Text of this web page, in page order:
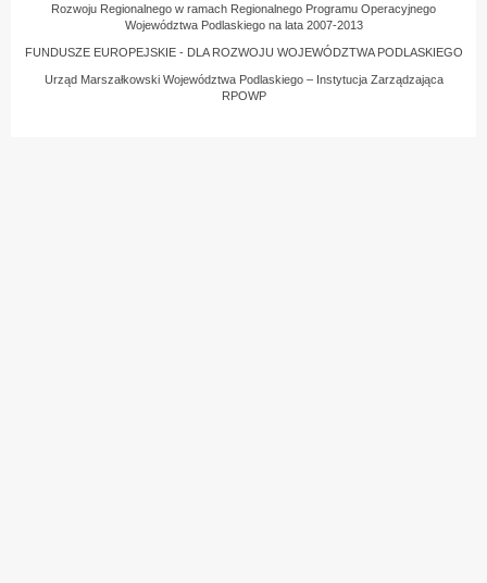
Rozwoju Regionalnego w ramach Regionalnego Programu Operacyjnego
Województwa Podlaskiego na lata 2007-2013
FUNDUSZE EUROPEJSKIE - DLA ROZWOJU WOJEWÓDZTWA PODLASKIEGO
Urząd Marszałkowski Województwa Podlaskiego – Instytucja Zarządzająca
RPOWP